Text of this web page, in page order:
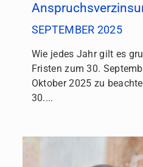
SEPTEMBER 2025
Wie jedes Jahr gilt es
Fristen zum 30.
Oktober 2025 zu
30....